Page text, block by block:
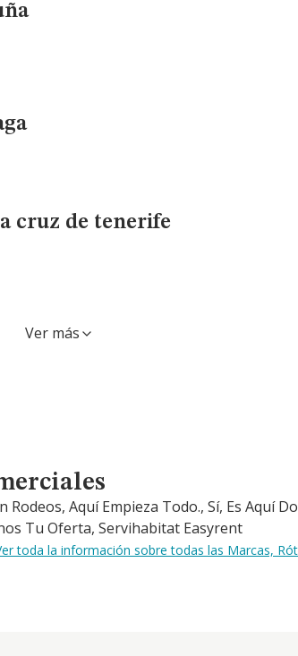
cruz de tenerife
Ver más
Aquí Empieza Todo., Sí, Es Aquí
Tu Oferta, Servihabitat Easyrent
toda la información sobre todas las Marcas,